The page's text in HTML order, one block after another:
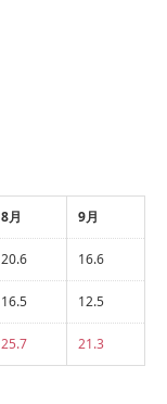
8月 9月
20.6 16.6
16.5 12.5
25.7 21.3